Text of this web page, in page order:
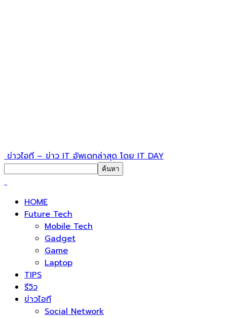
ข่าวไอที – ข่าว IT อัพเดทล่าสุด โดย IT DAY
HOME
Future Tech
Mobile Tech
Gadget
Game
Laptop
TIPS
รีวิว
ข่าวไอที
Social Network